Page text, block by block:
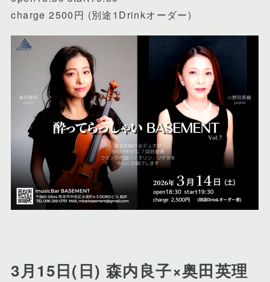
charge 2500円 (別途1Drinkオーダー)
3月15日(日) 森内良子×奥田英理